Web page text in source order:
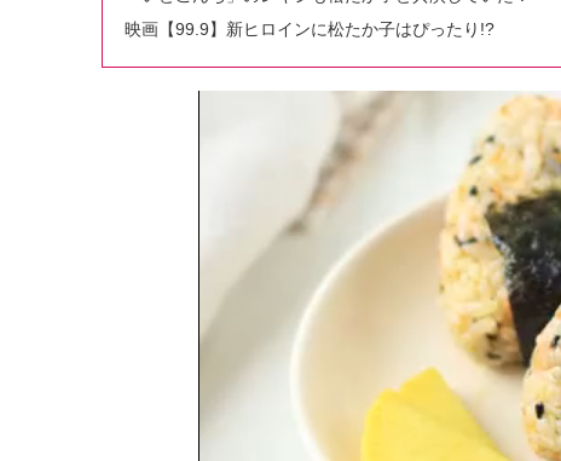
映画【99.9】新ヒロインに松たか子はぴったり!?